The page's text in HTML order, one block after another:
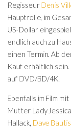
Regisseur Denis
Hauptrolle, im
US-Dollar
endlich auch zu
einen Termin. Ab
Kauf erhältlich sein.
auf DVD/BD/4K.
Ebenfalls im Film
Mutter Lady
Hallack, Dave